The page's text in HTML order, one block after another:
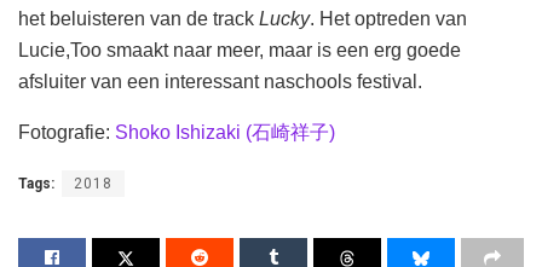
het beluisteren van de track Lucky. Het optreden van
Lucie,Too smaakt naar meer, maar is een erg goede
afsluiter van een interessant naschools festival.
Fotografie: Shoko Ishizaki (石崎祥子)
Tags: 2018